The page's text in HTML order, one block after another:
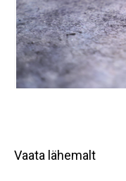
Vaata lähemalt